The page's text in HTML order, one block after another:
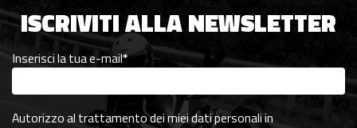
ISCRIVITI ALLA NEWSLETTER
Inserisci la tua e-mail*
Autorizzo al trattamento dei miei dati personali in